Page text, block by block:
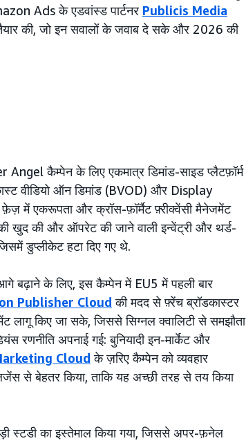
Ads के एडवांस्ड पार्टनर Publicis Media
की, जो इन सवालों के जवाब दे सके और 2026 की
Angel कैम्पेन के लिए एकमात्र डिमांड-साइड प्लैटफ़ॉर्म
वीडियो ऑन डिमांड (BVOD) और Display
फ़ेज़ में एकरूपता और क्रॉस-फ़ॉर्मैट फ़्रीक्वेंसी मैनेजमेंट
की और ऑपरेट की जाने वाली इन्वेंट्री और थर्ड-
डुप्लीकेट हटा दिए गए थे.
के लिए, इस कैम्पेन में EU5 में पहली बार
Publisher Cloud की मदद से फ़्रेंच ब्रॉडकास्टर
किए जा सके, जिससे सिग्नल क्वालिटी से समझौता
रणनीति अपनाई गई: बुनियादी इन-मार्केट और
Cloud के ज़रिए कैम्पेन को व्यवहार
से बेहतर किया, ताकि यह अच्छी तरह से तय किया
स्टडी का इस्तेमाल किया गया, जिससे अपर-फ़नेल